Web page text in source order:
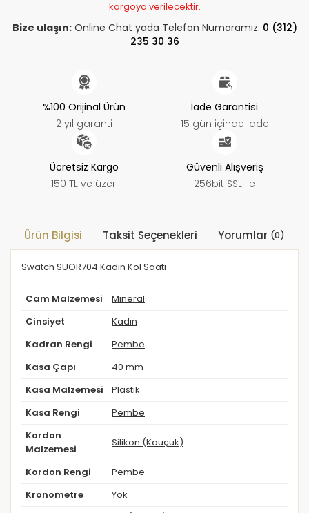
kargoya verilecektir.
Bize ulaşın:Online Chat yada Telefon Numaramız: 0 (312)
235 30 36
%100 Orijinal Ürün
2 yıl garanti
İade Garantisi
15 gün içinde iade
Ücretsiz Kargo
150 TL ve üzeri
Güvenli Alışveriş
256bit SSL ile
Ürün Bilgisi Taksit Seçenekleri Yorumlar (0)
Swatch SUOR704 Kadın Kol Saati
Cam Malzemesi Mineral
Cinsiyet Kadın
Kadran Rengi Pembe
Kasa Çapı 40 mm
Kasa Malzemesi Plastik
Kasa Rengi Pembe
Kordon
Malzemesi
Silikon (Kauçuk)
Kordon Rengi Pembe
Kronometre Yok